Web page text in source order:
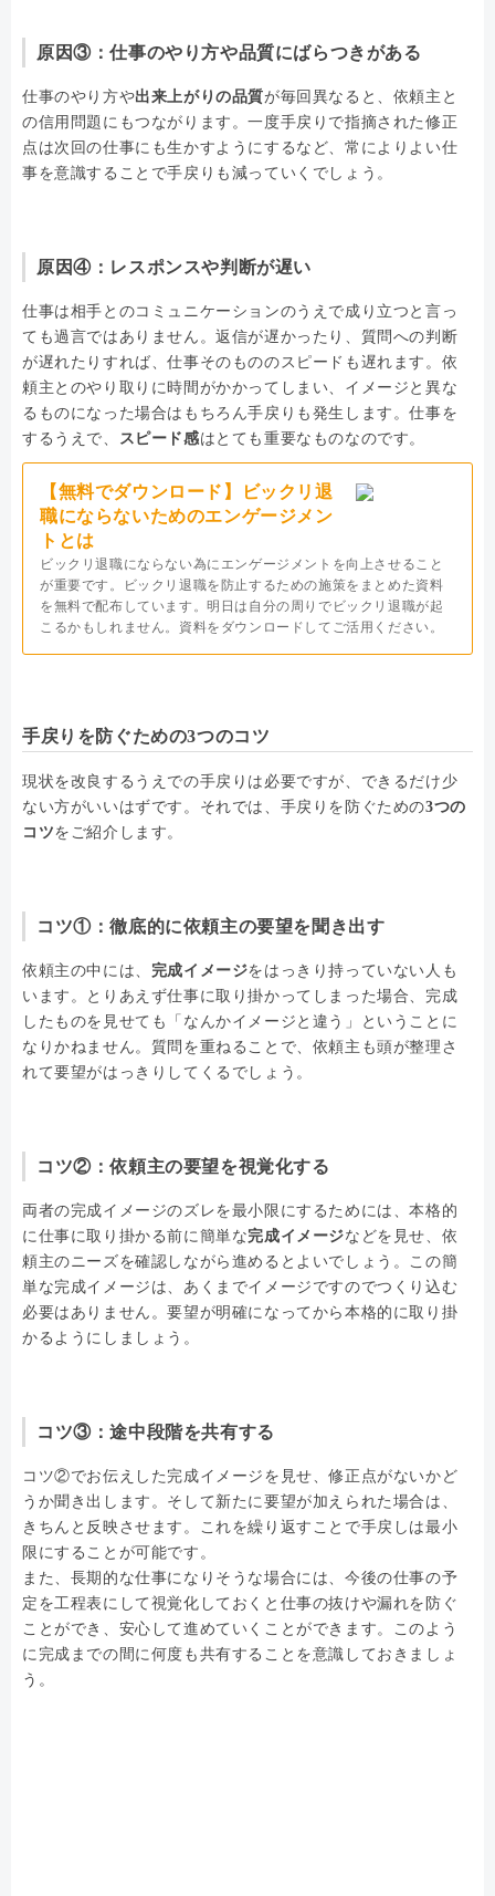
原因③：仕事のやり方や品質にばらつきがある
仕事のやり方や出来上がりの品質が毎回異なると、依頼主と
の信用問題にもつながります。一度手戻りで指摘された修正
点は次回の仕事にも生かすようにするなど、常によりよい仕
事を意識することで手戻りも減っていくでしょう。
原因④：レスポンスや判断が遅い
仕事は相手とのコミュニケーションのうえで成り立つと言っ
ても過言ではありません。返信が遅かったり、質問への判断
が遅れたりすれば、仕事そのもののスピードも遅れます。依
頼主とのやり取りに時間がかかってしまい、イメージと異な
るものになった場合はもちろん手戻りも発生します。仕事を
するうえで、
スピード感はとても重要なものなのです。
【無料でダウンロード】ビックリ退
職にならないためのエンゲージメン
トとは
ビックリ退職にならない為にエンゲージメントを向上させること
が重要です。ビックリ退職を防止するための施策をまとめた資料
を無料で配布しています。明日は自分の周りでビックリ退職が起
こるかもしれません。資料をダウンロードしてご活用ください。
手戻りを防ぐための3つのコツ
現状を改良するうえでの手戻りは必要ですが、できるだけ少
ない方がいいはずです。それでは、手戻りを防ぐための3つの
コツをご紹介します。
コツ①：徹底的に依頼主の要望を聞き出す
依頼主の中には、 完成イメージをはっきり持っていない人も
います。とりあえず仕事に取り掛かってしまった場合、完成
したものを見せても「なんかイメージと違う」ということに
なりかねません。質問を重ねることで、依頼主も頭が整理さ
れて要望がはっきりしてくるでしょう。
コツ②：依頼主の要望を視覚化する
両者の完成イメージのズレを最小限にするためには、本格的
に仕事に取り掛かる前に簡単な完成イメージなどを見せ、依
頼主のニーズを確認しながら進めるとよいでしょう。この簡
単な完成イメージは、あくまでイメージですのでつくり込む
必要はありません。要望が明確になってから本格的に取り掛
かるようにしましょう。
コツ③：途中段階を共有する
コツ②でお伝えした完成イメージを見せ、修正点がないかど
うか聞き出します。そして新たに要望が加えられた場合は、
きちんと反映させます。これを繰り返すことで手戻しは最小
限にすることが可能です。
また、長期的な仕事になりそうな場合には、今後の仕事の予
定を工程表にして視覚化しておくと仕事の抜けや漏れを防ぐ
ことができ、安心して進めていくことができます。このよう
に完成までの間に何度も共有することを意識しておきましょ
う。